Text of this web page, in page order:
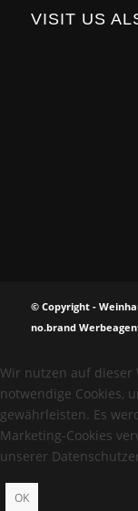
VISIT US
© Copyright -
no.brand
Wir nutzen auf dieser
notwendige Cookies,
gewährleisten. Es
Marketing-Cookies
unserer
OK